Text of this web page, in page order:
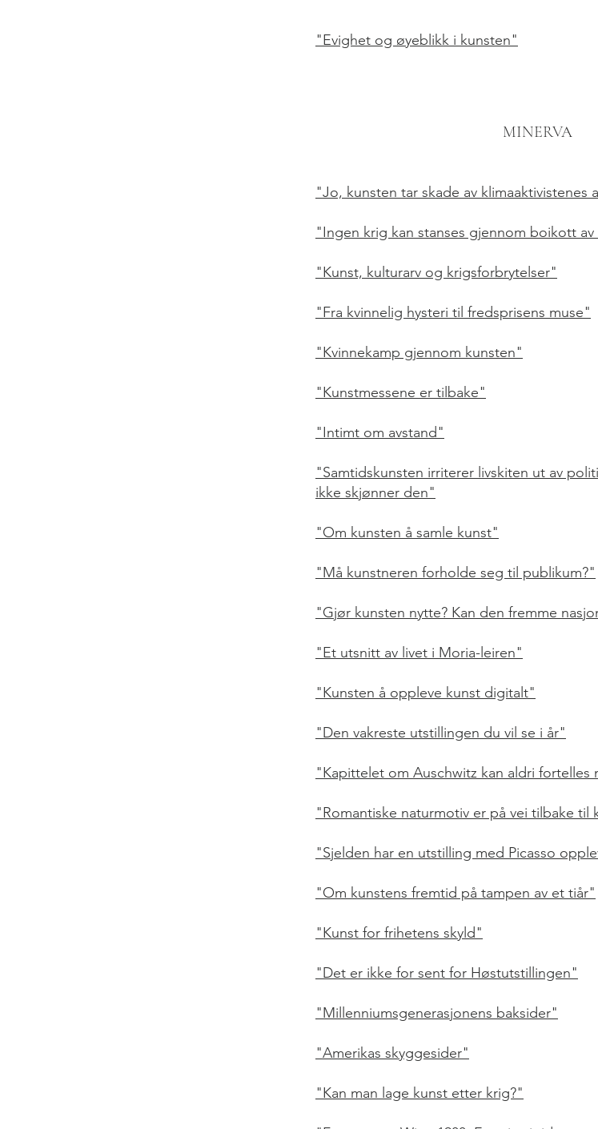
"Evighet og øyeblikk i kunsten"
MINERVA
"Jo, kunsten tar skade av klimaaktivistenes
"Ingen krig kan stanses gjennom boikott
"Kunst, kulturarv og krigsforbrytelser"
"Fra kvinnelig hysteri til fredsprisens muse"
"Kvinnekamp gjennom kunsten"
"Kunstmessene er tilbake"
"Intimt om avstand"
"Samtidskunsten irriterer livskiten ut av
ikke skjønner den"
"Om kunsten å samle kunst"
"Må kunstneren forholde seg til publikum?"
"Gjør kunsten nytte? Kan den fremme
"Et utsnitt av livet i Moria-leiren"
"Kunsten å oppleve kunst digitalt"
"Den vakreste utstillingen du vil se i år"
"Kapittelet om Auschwitz kan aldri fortelles
"Romantiske naturmotiv er på vei tilbake til
"Sjelden har en utstilling med Picasso
"Om kunstens fremtid på tampen av et tiår"
"Kunst for frihetens skyld"
"Det er ikke for sent for Høstutstillingen"
"Millenniumsgenerasjonens baksider"
"Amerikas skyggesider"
"Kan man lage kunst etter krig?"